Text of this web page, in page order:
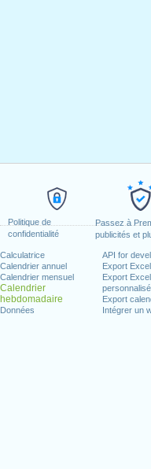
Politique de
confidentialité
Passez à
publicités et
Calculatrice
Calendrier annuel
Calendrier mensuel
Calendrier
hebdomadaire
Données
API for
Export
Export Excel
personnalisé
Export
Intégrer un